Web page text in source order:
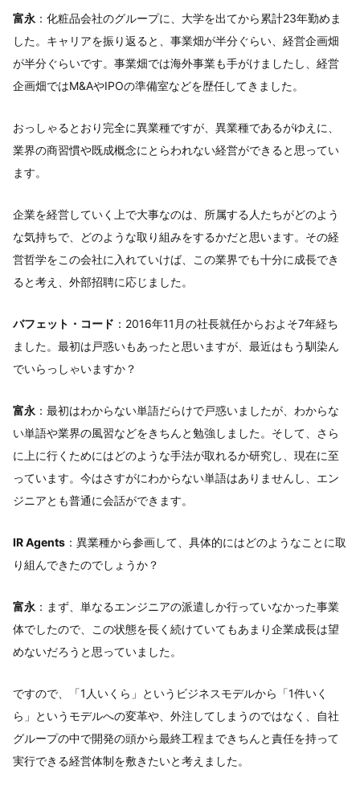
富永 ：化粧品会社のグループに、大学を出てから累計23年勤めま
した。キャリアを振り返ると、事業畑が半分ぐらい、経営企画畑
が半分ぐらいです。事業畑では海外事業も手がけましたし、経営
企画畑ではM&AやIPOの準備室などを歴任してきました。
おっしゃるとおり完全に異業種ですが、異業種であるがゆえに、
業界の商習慣や既成概念にとらわれない経営ができると思ってい
ます。
企業を経営していく上で大事なのは、所属する人たちがどのよう
な気持ちで、どのような取り組みをするかだと思います。その経
営哲学をこの会社に入れていけば、この業界でも十分に成長でき
ると考え、外部招聘に応じました。
バフェット・コード ：2016年11月の社長就任からおよそ7年経ち
ました。最初は戸惑いもあったと思いますが、最近はもう馴染ん
でいらっしゃいますか？
富永 ：最初はわからない単語だらけで戸惑いましたが、わからな
い単語や業界の風習などをきちんと勉強しました。そして、さら
に上に行くためにはどのような手法が取れるか研究し、現在に至
っています。今はさすがにわからない単語はありませんし、エン
ジニアとも普通に会話ができます。
IR Agents ：異業種から参画して、具体的にはどのようなことに取
り組んできたのでしょうか？
富永 ：まず、単なるエンジニアの派遣しか行っていなかった事業
体でしたので、この状態を長く続けていてもあまり企業成長は望
めないだろうと思っていました。
ですので、「1人いくら」というビジネスモデルから「1件いく
ら」というモデルへの変革や、外注してしまうのではなく、自社
グループの中で開発の頭から最終工程まできちんと責任を持って
実行できる経営体制を敷きたいと考えました。